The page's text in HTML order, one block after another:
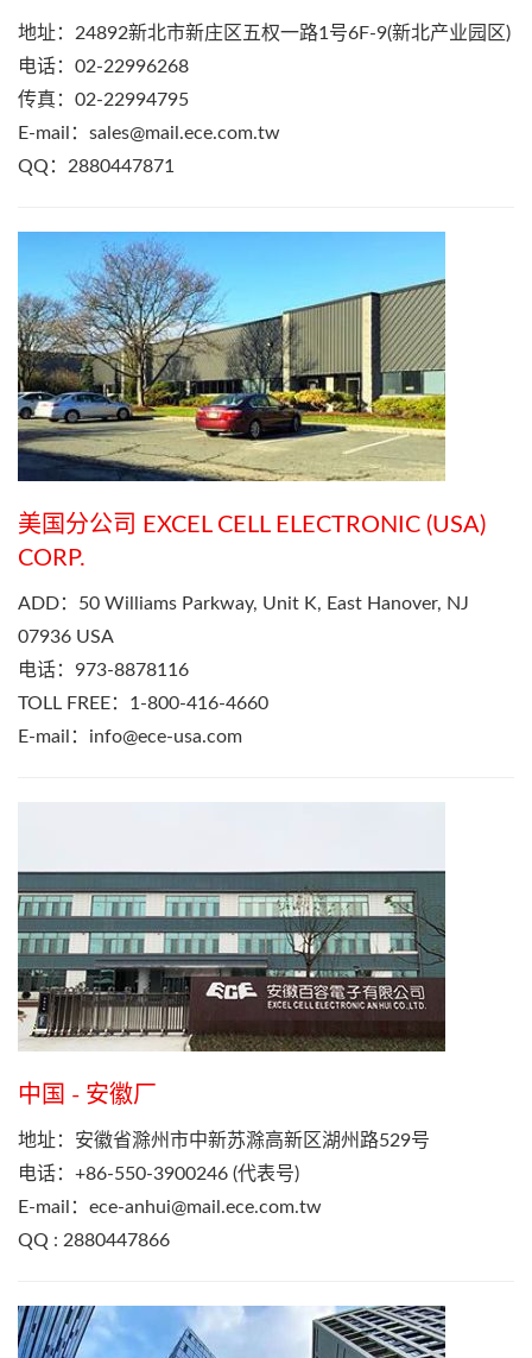
地址：24892新北市新庄区五权一路1号6F-9(新北产业园区)
电话：02-22996268
传真：02-22994795
E-mail： sales@mail.ece.com.tw
QQ：2880447871
美国分公司 EXCEL CELL ELECTRONIC (USA)
CORP.
ADD：50 Williams Parkway, Unit K, East Hanover, NJ
07936 USA
电话：973-8878116
TOLL FREE：1-800-416-4660
E-mail： info@ece-usa.com
中国 - 安徽厂
地址：安徽省滁州市中新苏滁高新区湖州路529号
电话：+86-550-3900246 (代表号)
E-mail： ece-anhui@mail.ece.com.tw
QQ : 2880447866